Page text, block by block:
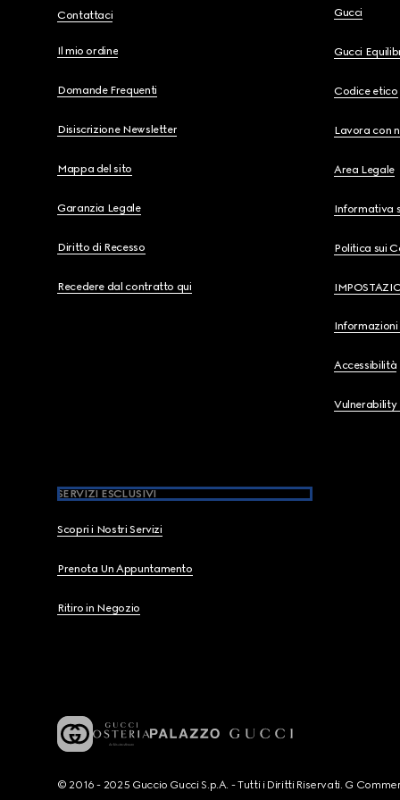
Contattaci
Il mio ordine
Domande Frequenti
Disiscrizione Newsletter
Mappa del sito
Garanzia Legale
Diritto di Recesso
Recedere dal contratto qui
Gucci
Gucci
Codice etico
Lavora con
Area Legale
Informativa
Politica sui
Informazioni
Accessibilità
Vulnerability
SERVIZI ESCLUSIVI
Scopri i Nostri Servizi
Prenota Un Appuntamento
Ritiro in Negozio
© 2016 - 2025 Guccio Gucci S.p.A. - Tutti i Diritti Riservati. G